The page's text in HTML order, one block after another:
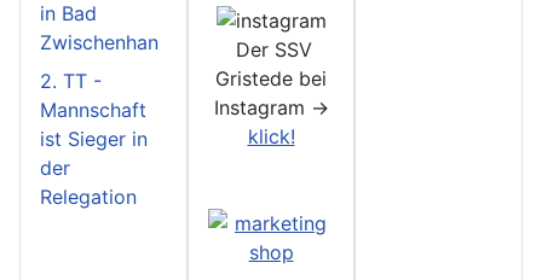
in Bad
Zwischenhan
2. TT -
Mannschaft
ist Sieger in
der
Relegation
Der SSV
Gristede bei
Instagram ->
klick!